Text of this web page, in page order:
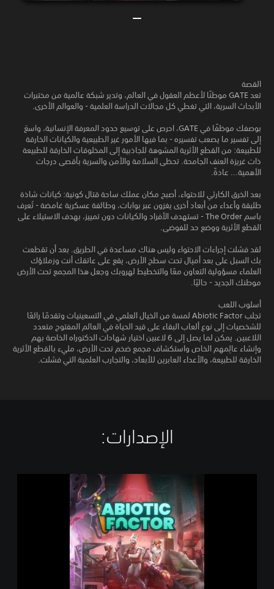
القصة
تعد GATE موطنًا لأعظم العقول في العالم، وتدير شبكة عالمية من مختبرات
الأبحاث السرية، التي تغطي كل مجالات الدراسة العلمية - والعوالم الأخرى.
بوصفك موظفًا في GATE، احرص على توسيع حدود المعرفة الإنسانية، واسعَ
إلى تفسير ما يصعب تفسيره - بما فيها الأمور غير الطبيعية والكيانات الخارقة
للطبيعة: من القطع الأثرية المشوهة للجاذبية إلى المخلوقات الخارقة للطبيعة
ذات غريزة العنف الجامحة. تحظى السلامة والأمن والسرية بأقصى درجات
الأهمية... عادةً.
بعد الخرق الكارثي للاحتواء، أصبح مكان عملك ساحة قتال كونية: كيانات شاذة
طليقة وأعداء من أبعاد أخرى يغزون عبر بوابات، وطائفة عسكرية غامضة - تُعرف
باسم The Order - تستهدف الأفراد والكيانات دون تمييز، بهدف الاستيلاء على
القطع الأثرية ووضع حد للفوضى.
لقد فشلت إجراءات الاحتواء وليس هناك مساعدة في الطريق. بعد أن تقطعت
بك السبل على بعد أميال تحت سطح الأرض، يقع على عاتقك أنت وزملاؤك
العلماء مسؤولية التعاون معًا والتخطيط لهروبك وجعل هذا المجمع تحت الأرض
موطنك الجديد - حاليًا.
أسلوب اللعب
تجلب Abiotic Factor لمسة من الخيال العلمي في التسعينيات وتقدمًا رائعًا
للشخصيات إلى نوع ألعاب البقاء على قيد الحياة في العالم المفتوح متعدد
اللاعبين. يمكن لما يصل إلى 6 لاعبين اختيار شهادات الدكتوراه الخاصة بهم
وإنشاء عالِمهم الخاص واستكشاف مجمع ضخم تحت الأرض، مليء بالقطع الأثرية
الخارقة للطبيعة، والأعداء العابرين للأبعاد، والتجارب العلمية التي فشلت.
الإصدارات:‏